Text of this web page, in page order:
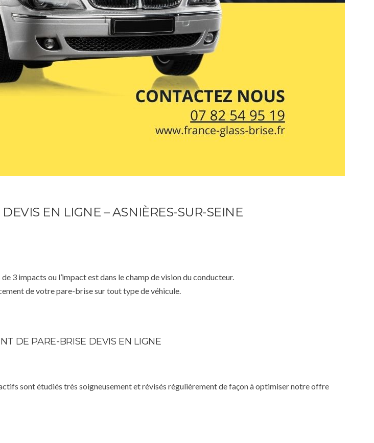
EN LIGNE – ASNIÈRES-SUR-SEINE
3 impacts ou l’impact est dans le champ de vision du conducteur.
de votre pare-brise sur tout type de véhicule.
DE PARE-BRISE DEVIS EN LIGNE
sont étudiés très soigneusement et révisés régulièrement de façon à optimiser notre offre